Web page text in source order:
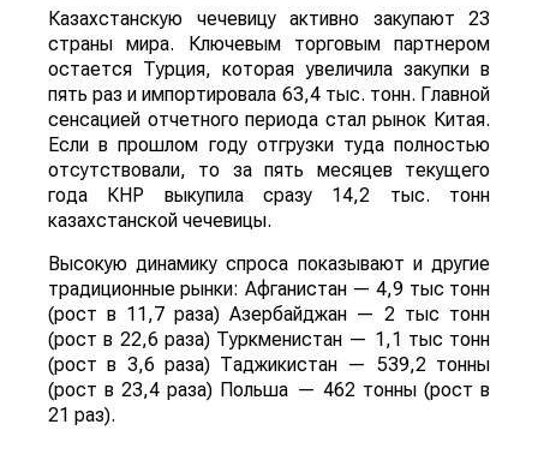
Казахстанскую чечевицу активно закупают 23
страны мира. Ключевым торговым партнером
остается Турция, которая увеличила закупки в
пять раз и импортировала 63,4 тыс. тонн. Главной
сенсацией отчетного периода стал рынок Китая.
Если в прошлом году отгрузки туда полностью
отсутствовали, то за пять месяцев текущего
года КНР выкупила сразу 14,2 тыс. тонн
казахстанской чечевицы.
Высокую динамику спроса показывают и другие
традиционные рынки: Афганистан — 4,9 тыс тонн
(рост в 11,7 раза) Азербайджан — 2 тыс тонн
(рост в 22,6 раза) Туркменистан — 1,1 тыс тонн
(рост в 3,6 раза) Таджикистан — 539,2 тонны
(рост в 23,4 раза) Польша — 462 тонны (рост в
21 раз).